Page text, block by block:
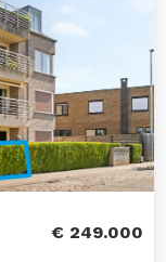
€ 249.000